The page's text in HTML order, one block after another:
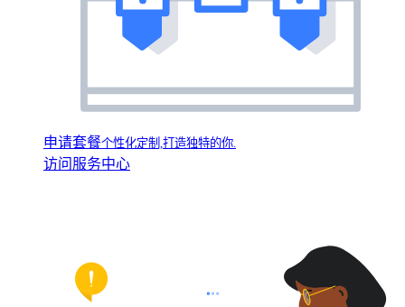
申请套餐个性化定制,打造独特的你.
访问服务中心